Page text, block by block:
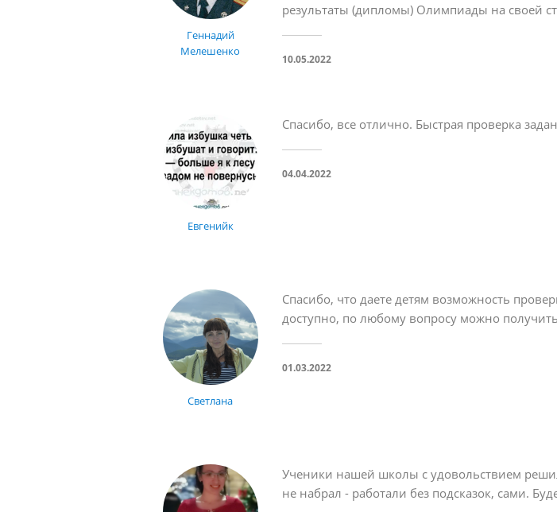
Геннадий
Мелешенко
результаты (дипломы) Олимпиады на своей
10.05.2022
Евгенийк
Спасибо, все отлично. Быстрая проверка
04.04.2022
Светлана
Спасибо, что даете детям возможность
доступно, по любому вопросу можно
01.03.2022
Ученики нашей школы с удовольствием
не набрал - работали без подсказок, сами.